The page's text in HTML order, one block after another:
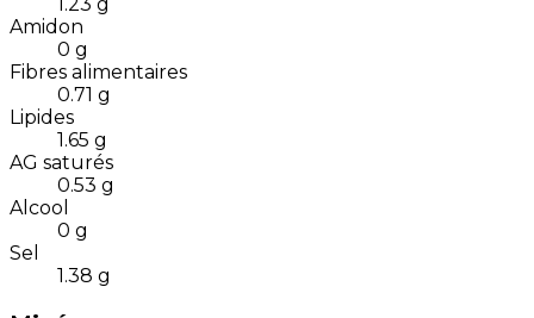
Amidon
0 g
Fibres alimentaires
0.71 g
Lipides
1.65 g
AG saturés
0.53 g
Alcool
0 g
Sel
1.38 g